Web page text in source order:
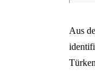
Aus